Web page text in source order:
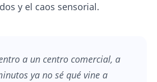
y el caos sensorial.
a un centro comercial, a
ya no sé qué vine a